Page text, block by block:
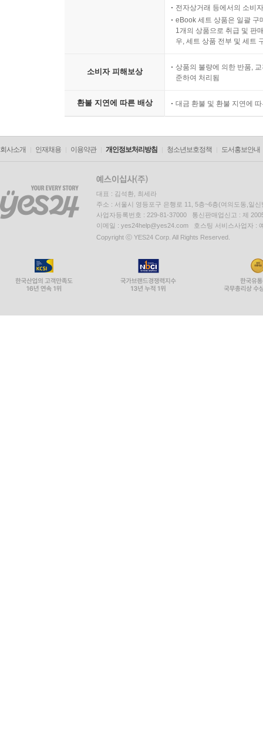
전자상거래 등에서의 소비
eBook 세트 상품은 일괄 구
1개의 상품으로 취급 및 판
우, 세트 상품 전부 및 세트
소비자 피해보상
상품의 불량에 의한 반품,
준하여 처리됨
환불 지연에 따른 배상 대금 환불 및 환불 지연에
회사소개 인재채용 이용약관 개인정보처리방침 청소년보호정책 도서홍보안내
대표 : 김석환, 최세라
주소 : 서울시 영등포구 은행로 11, 5층~6층(여의도동,일신
사업자등록번호 : 229-81-37000 통신판매업신고 : 제
이메일 : yes24help@yes24.com 호스팅 서비스사업자 :
Copyright ⓒ YES24 Corp. All Rights Reserved.